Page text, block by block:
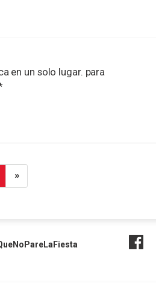
en un solo lugar. para
»